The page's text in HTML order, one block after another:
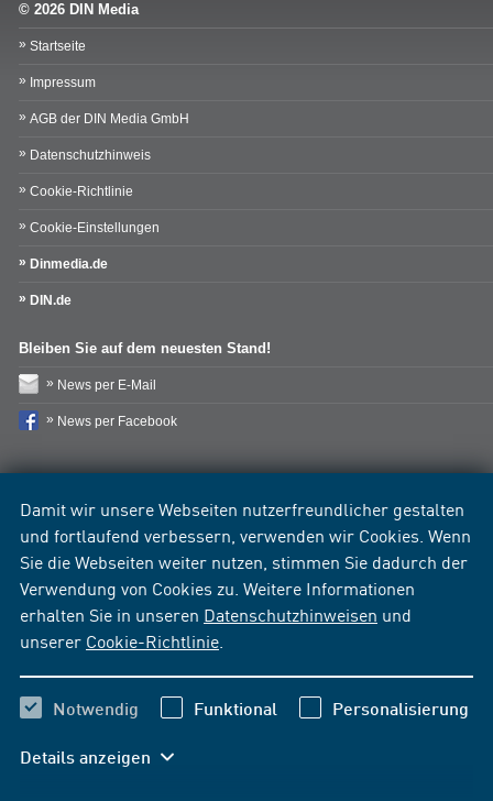
Damit wir unsere Webseiten nutzerfreundlicher gestalten
und fortlaufend verbessern, verwenden wir Cookies. Wenn
Sie die Webseiten weiter nutzen, stimmen Sie dadurch der
Verwendung von Cookies zu. Weitere Informationen
erhalten Sie in unseren Datenschutzhinweisen und
unserer Cookie-Richtlinie
Notwendig Funktional Personalisierung
Details anzeigen
© 2026 DIN Media
Startseite
Impressum
AGB der DIN Media GmbH
Datenschutzhinweis
Cookie-Richtlinie
Cookie-Einstellungen
Dinmedia.de
DIN.de
Bleiben Sie auf dem neuesten Stand!
News per E-Mail
News per Facebook